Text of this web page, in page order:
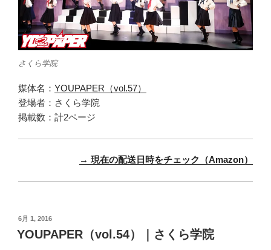
さくら学院
媒体名： YOUPAPER（vol.57）
登場者：さくら学院
掲載数：計2ページ
→ 現在の配送日時をチェック（Amazon）
投
稿
日:
6月 1, 2016
YOUPAPER（vol.54）｜さくら学院